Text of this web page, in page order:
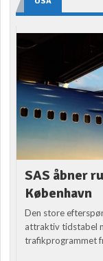
SAS åbner
København
Den store
attraktiv tidstabel
trafikprogrammet